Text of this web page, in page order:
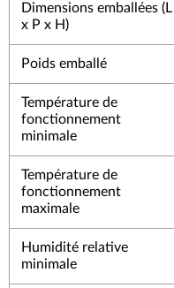
Dimensions emballées (L
x P x H)
Poids emballé
Température de
fonctionnement
minimale
Température de
fonctionnement
maximale
Humidité relative
minimale